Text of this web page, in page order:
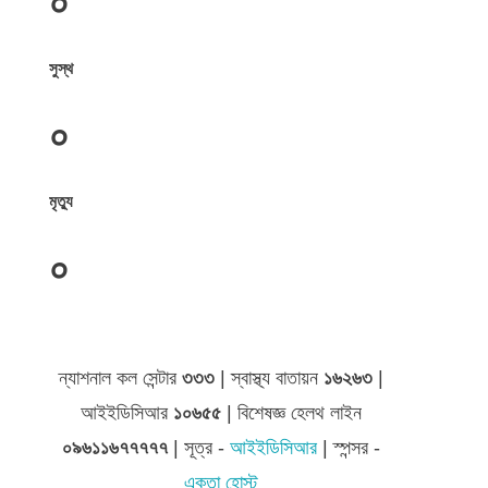
সুস্থ
০
মৃত্যু
০
ন্যাশনাল কল সেন্টার৩৩৩ | স্বাস্থ্য বাতায়ন ১৬২৬৩
আইইডিসিআর ১০৬৫৫ | বিশেষজ্ঞ হেলথ লাইন
০৯৬১১৬৭৭৭৭৭| সূত্র -আইইডিসিআর| স্পন্সর -
একতা হোস্ট